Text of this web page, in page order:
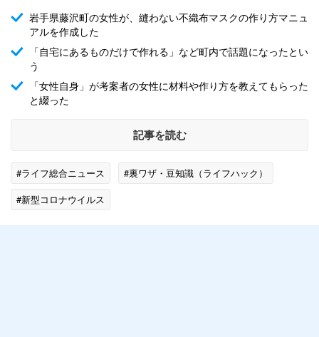
岩手県藤沢町の女性が、縫わない不織布マスクの作り方マニュ
アルを作成した
「自宅にあるものだけで作れる」など町内で話題になったとい
う
「女性自身」が考案者の女性に材料や作り方を教えてもらった
と綴った
記事を読む
#ライフ総合ニュース
#裏ワザ・豆知識（ライフハック）
#新型コロナウイルス